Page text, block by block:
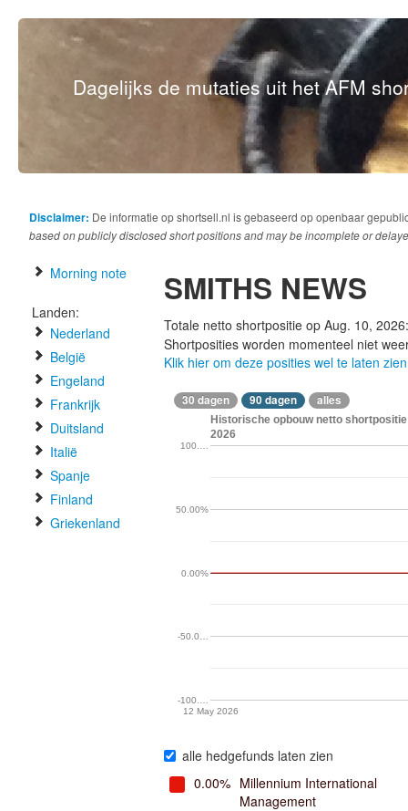
Dagelijks de mutaties uit het AFM
Disclaimer: De informatie op shortsell.nl is gebaseerd op openbaar
based on publicly disclosed short positions and may be incomplete or
Morning note
Landen:
Nederland
België
Engeland
Frankrijk
Duitsland
Italië
Spanje
Finland
Griekenland
SMITHS NEWS
Totale netto shortpositie op Aug. 10,
Shortposities worden momenteel niet
Klik hier om deze posities wel te laten zien
30 dagen 90 dagen alles
Historische opbouw netto shortpositie
2026
12 May 2026
-100.…
-50.0…
0.00%
50.00%
100.…
alle hedgefunds laten zien
0.00% Millennium International
Management